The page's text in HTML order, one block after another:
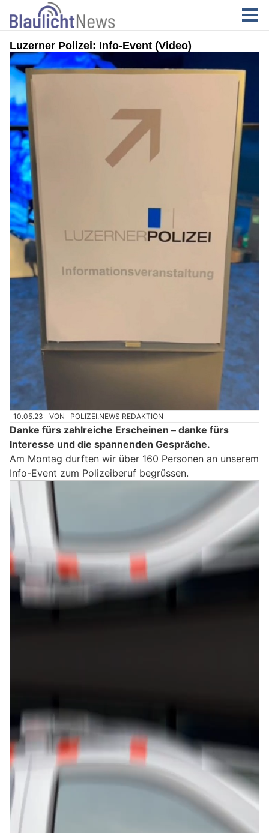
Luzerner Polizei: Info-Event (Video)
10.05.23 VON POLIZEI.NEWS REDAKTION
Danke fürs zahlreiche Erscheinen – danke fürs
Interesse und die spannenden Gespräche.
Am Montag durften wir über 160 Personen an unserem
Info-Event zum Polizeiberuf begrüssen.